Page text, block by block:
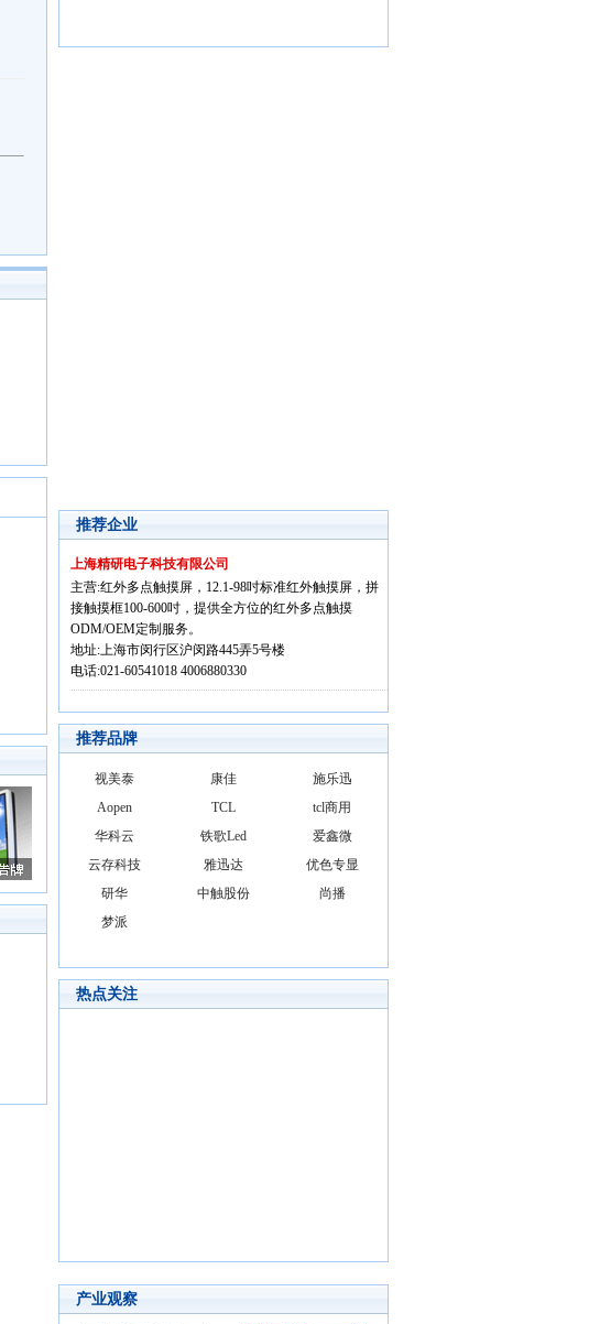
推荐企业
上海精研电子科技有限公司
主营:红外多点触摸屏，12.1-98吋标准红外触摸屏，拼
接触摸框100-600吋，提供全方位的红外多点触摸
ODM/OEM定制服务。
地址:上海市闵行区沪闵路445弄5号楼
电话:021-60541018 4006880330
推荐品牌
视美泰 康佳
施乐迅
Aopen
TCL
tcl商用
华科云
铁歌Led
爱鑫微
云存科技
雅迅达
优色专显
研华
中触股份
尚播
梦派
热点关注
产业观察